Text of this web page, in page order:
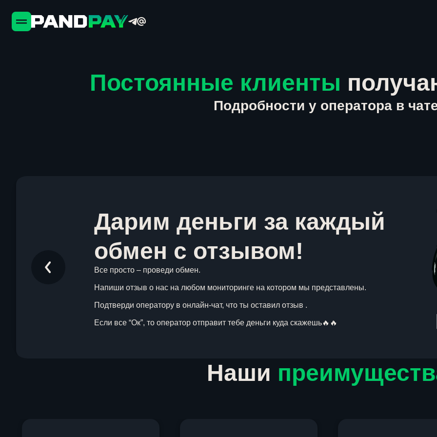
Постоянные клиенты
Подробности у оператора в
Дарим деньги за каждый
обмен с отзывом!
Все просто – проведи обмен.
Напиши отзыв о нас на любом мониторинге на котором мы представлены.
Подтверди оператору в онлайн-чат, что ты оставил отзыв .
Если все “Ок”, то оператор отправит тебе деньги куда скажешь🔥🔥
Наши